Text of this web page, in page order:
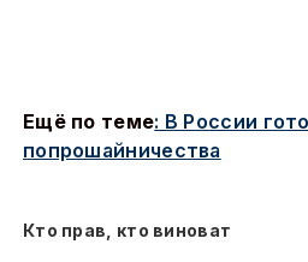
Ещё по теме: В России
попрошайничества
Кто прав, кто виноват